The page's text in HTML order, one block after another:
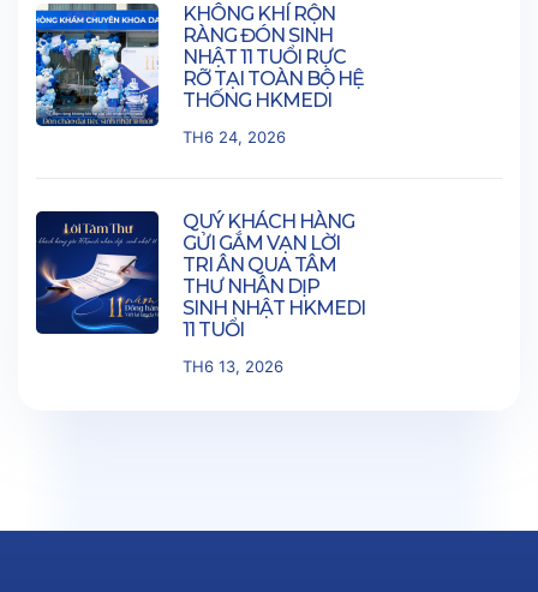
KHÔNG KHÍ RỘN
RÀNG ĐÓN SINH
NHẬT 11 TUỔI RỰC
RỠ TẠI TOÀN BỘ HỆ
THỐNG HKMEDI
TH6 24, 2026
QUÝ KHÁCH HÀNG
GỬI GẮM VẠN LỜI
TRI ÂN QUA TÂM
THƯ NHÂN DỊP
SINH NHẬT HKMEDI
11 TUỔI
TH6 13, 2026